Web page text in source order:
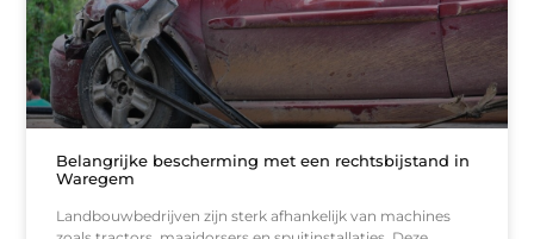
Belangrijke bescherming met een rechtsbijstand in
Waregem
Landbouwbedrijven zijn sterk afhankelijk van machines